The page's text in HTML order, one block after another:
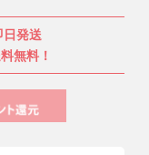
発送
無料！